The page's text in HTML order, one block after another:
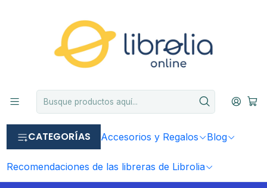
CATEGORÍAS Accesorios y Regalos Blog
Recomendaciones de las libreras de Librolia